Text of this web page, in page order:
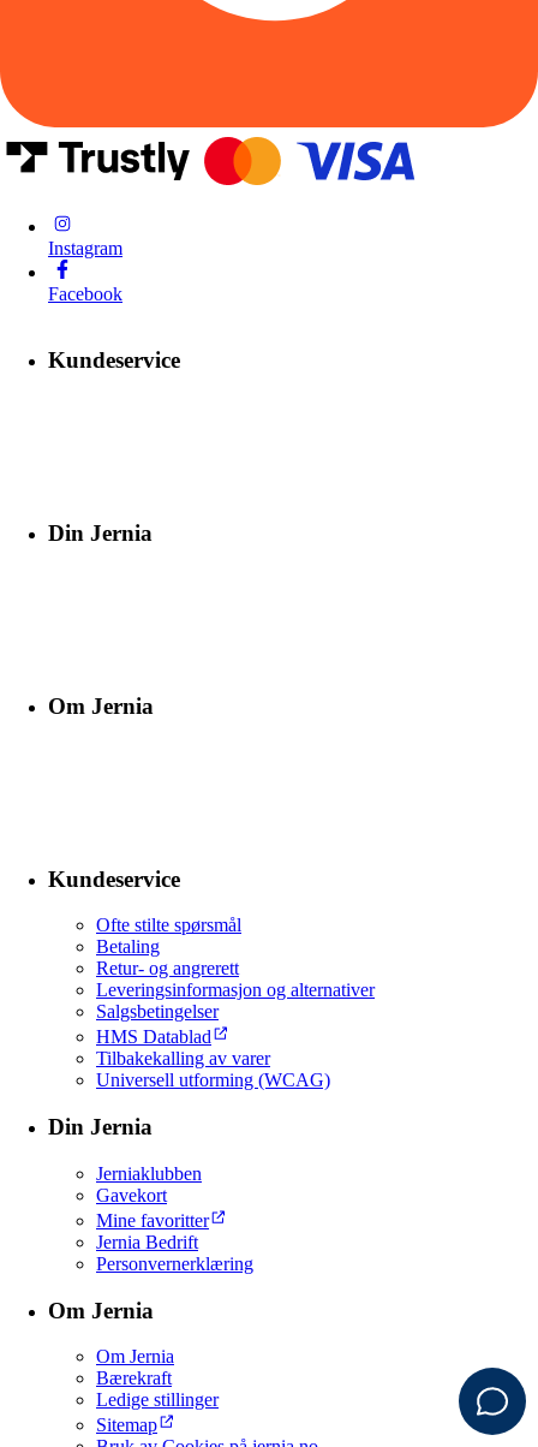
Instagram
Facebook
Kundeservice
Din Jernia
Om Jernia
Kundeservice
Ofte stilte spørsmål
Betaling
Retur- og angrerett
Leveringsinformasjon og alternativer
Salgsbetingelser
HMS Datablad
Tilbakekalling av varer
Universell utforming (WCAG)
Din Jernia
Jerniaklubben
Gavekort
Mine favoritter
Jernia Bedrift
Personvernerklæring
Om Jernia
Om Jernia
Bærekraft
Ledige stillinger
Sitemap